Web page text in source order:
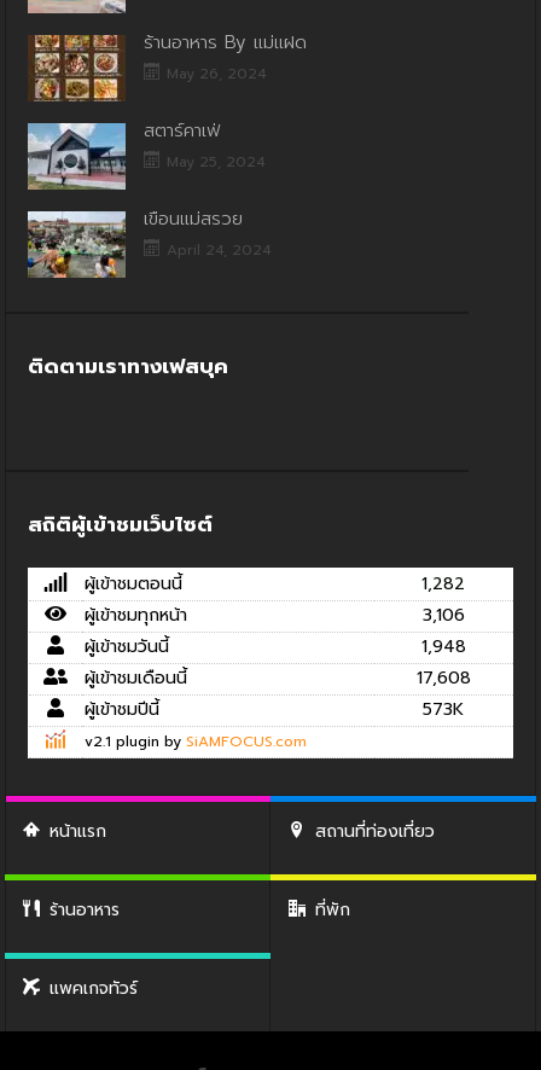
ร้านอาหาร By แม่แฝด
May 26, 2024
สตาร์คาเฟ่
May 25, 2024
เขื่อนแม่สรวย
April 24, 2024
ติดตามเราทางเฟสบุค
สถิติผู้เข้าชมเว็บไซต์
ผู้เข้าชมตอนนี้
1,282
ผู้เข้าชมทุกหน้า
3,106
ผู้เข้าชมวันนี้
1,948
ผู้เข้าชมเดือนนี้
17,608
ผู้เข้าชมปีนี้
573K
v2.1 plugin by SiAMFOCUS.com
หน้าแรก สถานที่ท่องเที่ยว
ร้านอาหาร ที่พัก
แพคเกจทัวร์